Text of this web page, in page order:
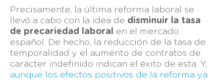
Precisamente, la última reforma laboral se
llevó a cabo con la idea de disminuir la tasa
de precariedad laboral en el mercado
español. De hecho, la reducción de la tasa de
temporalidad y el aumento de contratos de
carácter indefinido indican el éxito de esta. Y,
aunque los efectos positivos de la reforma ya